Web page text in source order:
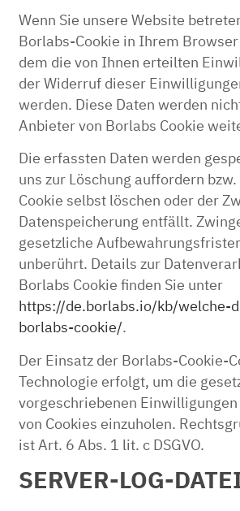
Wenn Sie unsere Website
Borlabs-Cookie in Ihrem
dem die von Ihnen erteilten
der Widerruf dieser
werden. Diese Daten werden
Anbieter von Borlabs Cookie
Die erfassten Daten werden
uns zur Löschung auffordern
Cookie selbst löschen oder der
Datenspeicherung entfällt.
gesetzliche
unberührt. Details zur
Borlabs Cookie finden Sie unter
https://de.borlabs.io/kb/welche-
borlabs-cookie/.
Der Einsatz der Borlabs-Cookie-
Technologie erfolgt, um die
vorgeschriebenen
von Cookies einzuholen.
ist Art. 6 Abs. 1 lit. c DSGVO.
SERVER-LOG-